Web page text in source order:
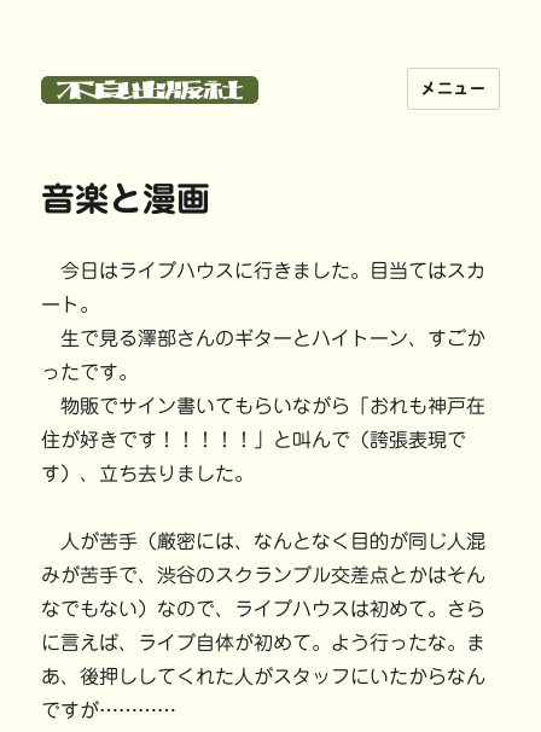
メニュー
音楽と漫画
今日はライブハウスに行きました。目当てはスカ
ート。
生で見る澤部さんのギターとハイトーン、すごか
ったです。
物販でサイン書いてもらいながら「おれも神戸在
住が好きです！！！！！」と叫んで（誇張表現で
す）、立ち去りました。
人が苦手（厳密には、なんとなく目的が同じ人混
みが苦手で、渋谷のスクランブル交差点とかはそん
なでもない）なので、ライブハウスは初めて。さら
に言えば、ライブ自体が初めて。よう行ったな。ま
あ、後押ししてくれた人がスタッフにいたからなん
ですが…………